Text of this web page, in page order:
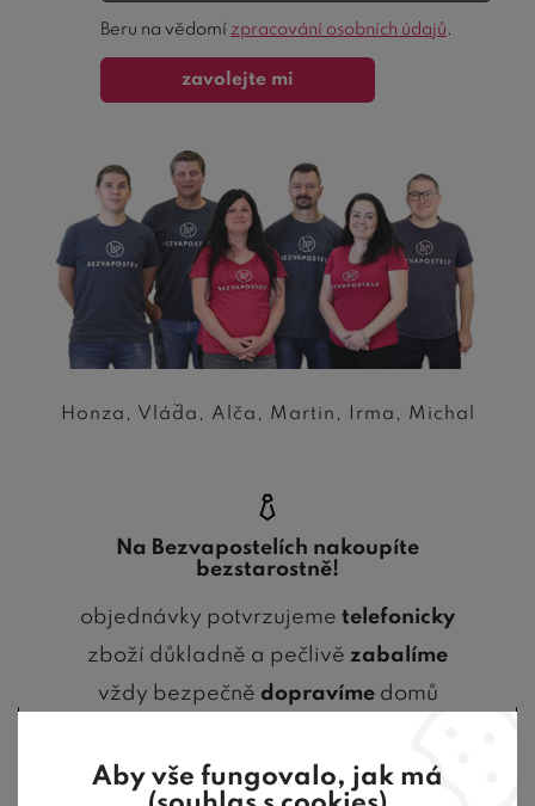
Honza, Vláďa, Alča, Martin, Irma, Michal
formuláře
Beru na vědomí zpracování osobních údajů
zavolejte mi
Na Bezvapostelích nakoupíte
bezstarostně!
objednávky potvrzujeme telefonicky
zboží důkladně a pečlivě zabalíme
vždy bezpečně dopravímedomů
Aby vše fungovalo, jak má